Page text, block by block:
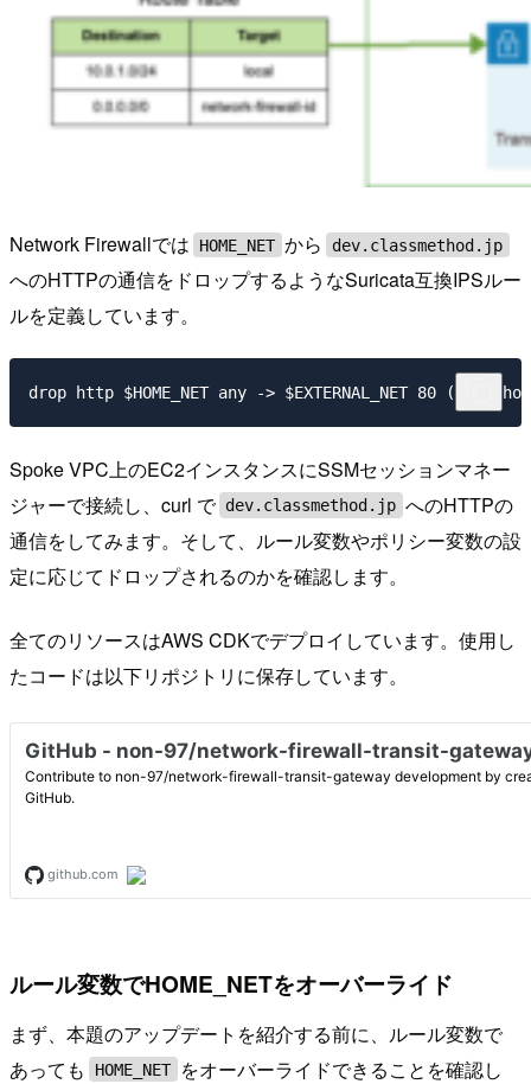
Network Firewallでは HOME_NET から dev.classmethod.jp
へのHTTPの通信をドロップするようなSuricata互換IPSルー
ルを定義しています。
Spoke VPC上のEC2インスタンスにSSMセッションマネー
ジャーで接続し、curl で dev.classmethod.jp へのHTTPの
通信をしてみます。そして、ルール変数やポリシー変数の設
定に応じてドロップされるのかを確認します。
全てのリソースはAWS CDKでデプロイしています。使用し
たコードは以下リポジトリに保存しています。
ルール変数でHOME_NETをオーバーライド
まず、本題のアップデートを紹介する前に、ルール変数で
あっても
HOME_NET
をオーバーライドできることを確認し